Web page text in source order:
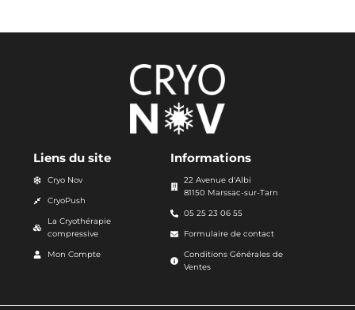
Liens du site
Cryo Nov
CryoPush
La Cryothérapie
compressive
Mon Compte
Informations
22 Avenue d'Albi
81150 Marssac-sur-Tarn
05 25 23 06 55
Formulaire de contact
Conditions Générales de
Ventes